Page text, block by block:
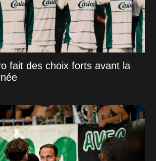
fait des choix forts avant la